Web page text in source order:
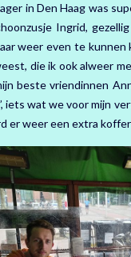
in Den Haag was
Ingrid,
weer even te
die ik ook alweer
beste vriendinnen
iets wat we voor mijn
er weer een extra